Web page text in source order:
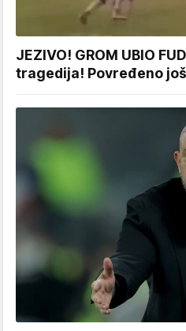
JEZIVO! GROM UBIO
tragedija! Povređeno